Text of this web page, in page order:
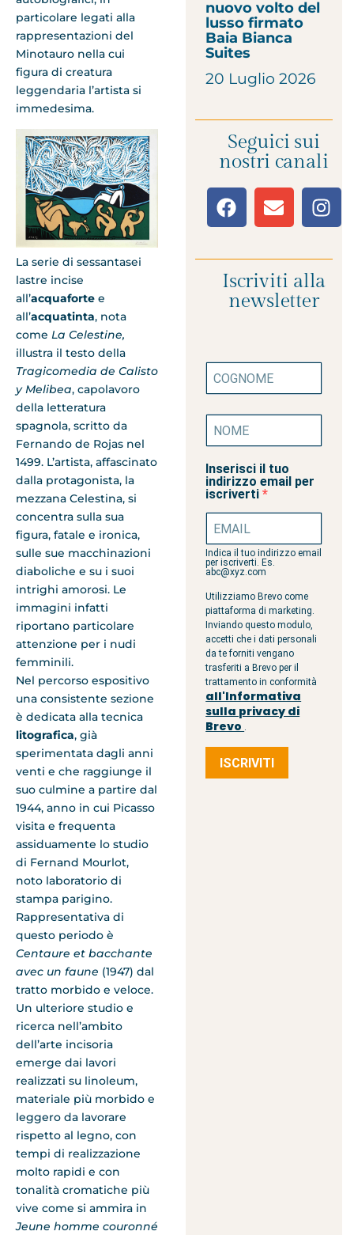
particolare legati alla
rappresentazioni del
Minotauro nella cui
figura di creatura
leggendaria l’artista si
immedesima.
La serie di sessantasei
lastre incise
all’acquaforte e
all’acquatinta, nota
come La Celestine,
illustra il testo della
Tragicomedia de Calisto
y Melibea, capolavoro
della letteratura
spagnola, scritto da
Fernando de Rojas nel
1499. L’artista, affascinato
dalla protagonista, la
mezzana Celestina, si
concentra sulla sua
figura, fatale e ironica,
sulle sue macchinazioni
diaboliche e su i suoi
intrighi amorosi. Le
immagini infatti
riportano particolare
attenzione per i nudi
femminili.
Nel percorso espositivo
una consistente sezione
è dedicata alla tecnica
litografica, già
sperimentata dagli anni
venti e che raggiunge il
suo culmine a partire dal
1944, anno in cui Picasso
visita e frequenta
assiduamente lo studio
di Fernand Mourlot,
noto laboratorio di
stampa parigino.
Rappresentativa di
questo periodo è
Centaure et bacchante
avec un faune (1947) dal
tratto morbido e veloce.
Un ulteriore studio e
ricerca nell’ambito
dell’arte incisoria
emerge dai lavori
realizzati su linoleum,
materiale più morbido e
leggero da lavorare
rispetto al legno, con
tempi di realizzazione
molto rapidi e con
tonalità cromatiche più
vive come si ammira in
Jeune homme couronné
nuovo volto del
lusso firmato
Baia Bianca
Suites
20 Luglio 2026
Seguici sui
nostri canali
Iscriviti alla
newsletter
Inserisci il tuo
indirizzo email per
iscriverti
Indica il tuo indirizzo email
per iscriverti. Es.
abc@xyz.com
Utilizziamo Brevo come
piattaforma di marketing.
Inviando questo modulo,
accetti che i dati personali
da te forniti vengano
trasferiti a Brevo per il
trattamento in conformità
all'Informativa
sulla privacy di
Brevo .
ISCRIVITI